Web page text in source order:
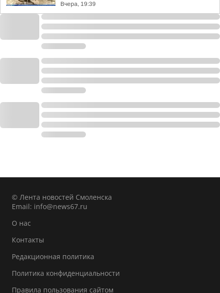
Вчера, 19:39
© Лента новостей Смоленска
Email: info@news67.ru
О нас
Контакты
Редакционная политика
Политика конфиденциальности
Правила пользования сайтом